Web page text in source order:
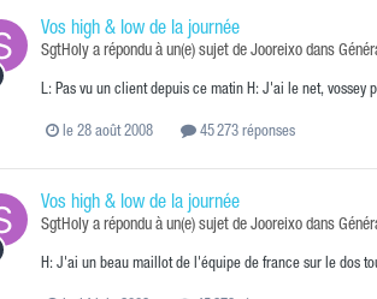
Vos high & low de la journée
SgtHoly a répondu à un(e) sujet de Jooreixo dans
L: Pas vu un client depuis ce matin H: J'ai le net,
le 28 août 2008 45 273 réponses
Vos high & low de la journée
SgtHoly a répondu à un(e) sujet de Jooreixo dans
H: J'ai un beau maillot de l'équipe de france sur le dos